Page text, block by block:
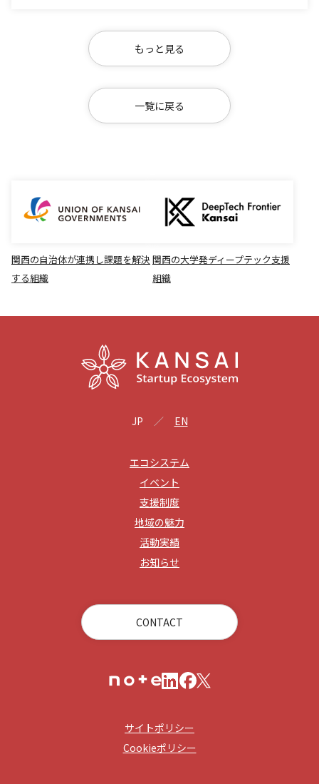
もっと見る
一覧に戻る
関西の自治体が連携し課題を解決
する組織
関西の大学発ディープテック支援
組織
JP EN
エコシステム
イベント
支援制度
地域の魅力
活動実績
お知らせ
CONTACT
サイトポリシー
Cookieポリシー